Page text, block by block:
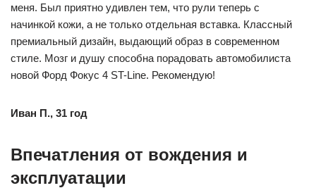
меня. Был приятно удивлен тем, что рули теперь с
начинкой кожи, а не только отдельная вставка. Классный
премиальный дизайн, выдающий образ в современном
стиле. Мозг и душу способна порадовать автомобилиста
новой Форд Фокус 4 ST-Line. Рекомендую!
Иван П., 31 год
Впечатления от вождения и
эксплуатации